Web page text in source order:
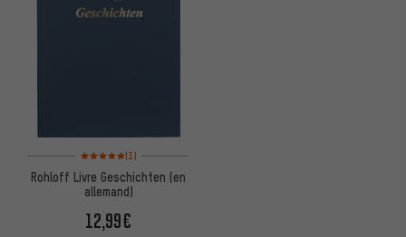
Note moyenne : 5 sur 5 d'après 1 avis
(1)
Rohloff Livre Geschichten (en
allemand)
12,99€